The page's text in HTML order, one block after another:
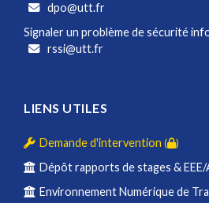
dpo@utt.fr
Signaler un problème de sécurité
rssi@utt.fr
LIENS UTILES
Demande d'intervention ( )
Dépôt rapports de stages & EEE/
Environnement Numérique de